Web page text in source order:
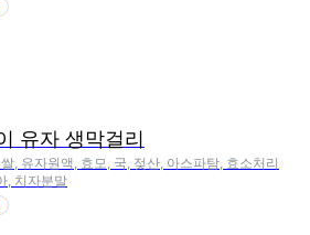
유자 생막걸리
, 유자원액, 효모, 국, 젖산, 아스파탐, 효소처리
, 치자분말